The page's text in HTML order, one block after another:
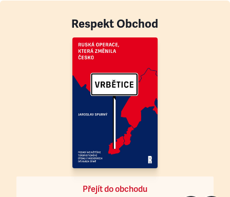
Respekt Obchod
Přejít do obchodu